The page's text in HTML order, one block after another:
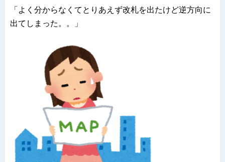
「よく分からなくてとりあえず改札を出たけど逆方向に
出てしまった。。」